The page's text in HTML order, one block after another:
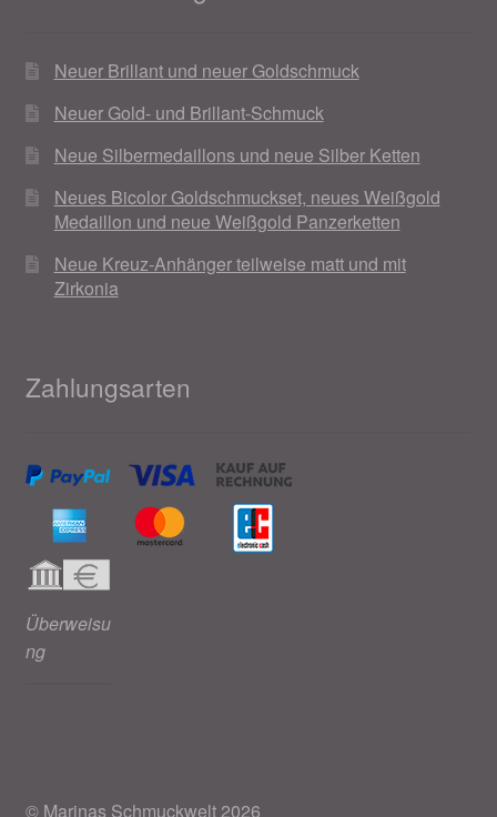
Neuer Brillant und neuer Goldschmuck
Neuer Gold- und Brillant-Schmuck
Neue Silbermedaillons und neue Silber Ketten
Neues Bicolor Goldschmuckset, neues Weißgold
Medaillon und neue Weißgold Panzerketten
Neue Kreuz-Anhänger teilweise matt und mit
Zirkonia
Zahlungsarten
Überweisu
ng
© Marinas Schmuckwelt 2026